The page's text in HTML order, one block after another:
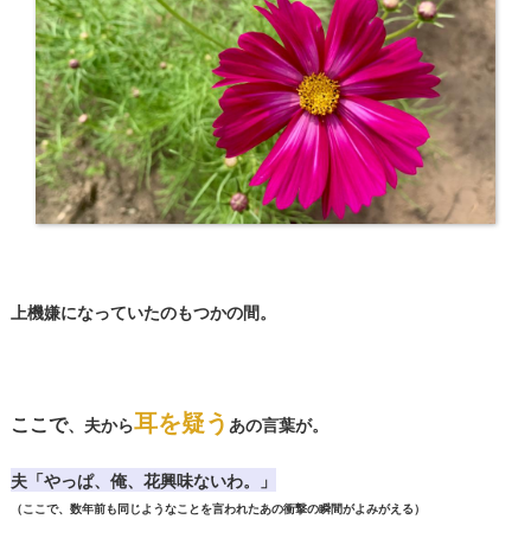
​上機嫌になっていたのもつかの間。
ここで、夫から耳を疑う あの言葉が。
夫「やっぱ、俺、花興味ないわ。」
（ここで、数年前も同じようなことを言われたあの衝撃の瞬間がよみがえる）